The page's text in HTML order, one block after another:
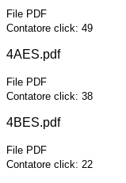
File PDF
Contatore click: 49
4AES.pdf
File PDF
Contatore click: 38
4BES.pdf
File PDF
Contatore click: 22